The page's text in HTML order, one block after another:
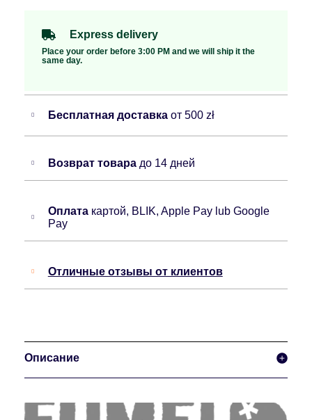
Express delivery
Place your order before 3:00 PM and we will ship it the
same day.
Бесплатная доставка от 500 zł
Возврат товара до 14 дней
Оплата картой, BLIK, Apple Pay lub Google
Pay
Отличные отзывы от клиентов
Описание